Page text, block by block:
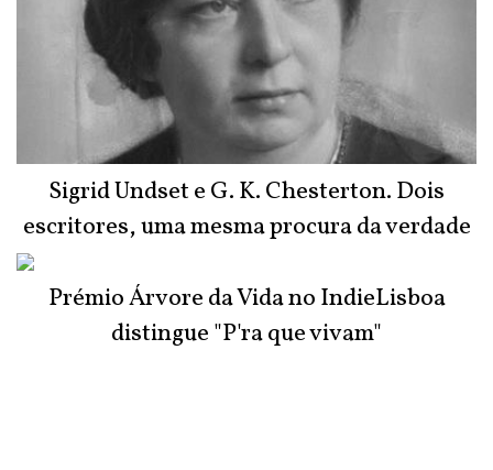
Sigrid Undset e G. K. Chesterton. Dois
escritores, uma mesma procura da verdade
Prémio Árvore da Vida no IndieLisboa
distingue "P'ra que vivam"